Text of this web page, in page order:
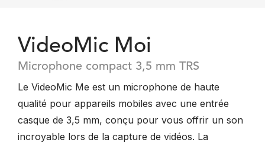
VideoMic Moi
Microphone compact 3,5 mm TRS
Le VideoMic Me est un microphone de haute
qualité pour appareils mobiles avec une entrée
casque de 3,5 mm, conçu pour vous offrir un son
incroyable lors de la capture de vidéos. La